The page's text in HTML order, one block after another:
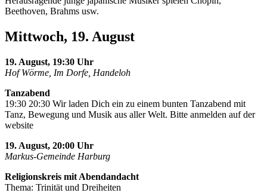
Beethoven, Brahms usw.
Mittwoch, 19. August
19. August, 19:30 Uhr
Hof Wörme, Im Dorfe, Handeloh
Tanzabend
19:30 20:30 Wir laden Dich ein zu einem bunten Tanzabend mit
Tanz, Bewegung und Musik aus aller Welt. Bitte anmelden auf der
website
19. August, 20:00 Uhr
Markus-Gemeinde Harburg
Religionskreis mit Abendandacht
Thema: Trinität und Dreiheiten